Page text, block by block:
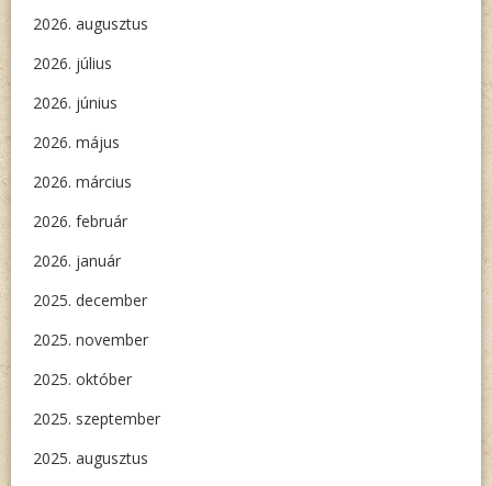
2026. augusztus
2026. július
2026. június
2026. május
2026. március
2026. február
2026. január
2025. december
2025. november
2025. október
2025. szeptember
2025. augusztus